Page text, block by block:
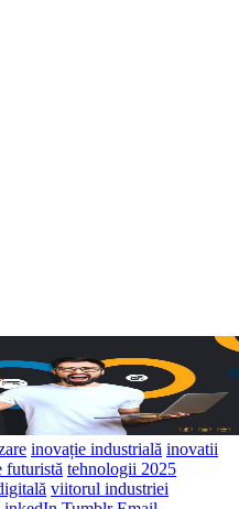
inovație industrială inovatii
futuristă tehnologii 2025
viitorul industriei